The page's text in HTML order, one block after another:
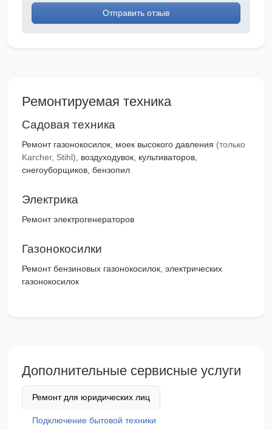
Отправить отзыв
Ремонтируемая техника
Садовая техника
Ремонт газонокосилок, моек высокого давления (только
Karcher, Stihl) , воздуходувок, культиваторов,
снегоуборщиков, бензопил
Электрика
Ремонт электрогенераторов
Газонокосилки
Ремонт бензиновых газонокосилок, электрических
газонокосилок
Дополнительные сервисные услуги
Ремонт для юридических лиц
Подключение бытовой техники